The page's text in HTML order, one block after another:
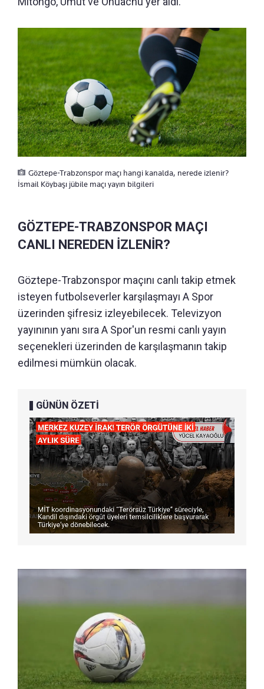
Göztepe-Trabzonspor maçı hangi kanalda, nerede izlenir?
İsmail Köybaşı jübile maçı yayın bilgileri
GÖZTEPE-TRABZONSPOR MAÇI
CANLI NEREDEN İZLENİR?
Göztepe-Trabzonspor maçını canlı takip etmek
isteyen futbolseverler karşılaşmayı A Spor
üzerinden şifresiz izleyebilecek. Televizyon
yayınının yanı sıra A Spor'un resmi canlı yayın
seçenekleri üzerinden de karşılaşmanın takip
edilmesi mümkün olacak.
GÜNÜN ÖZETİ